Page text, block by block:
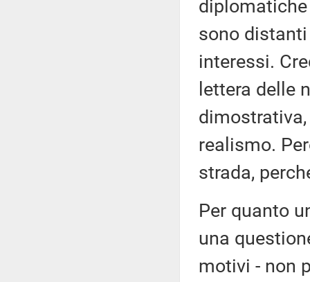
sono
interessi.
lettera delle
realismo.
strada,
Per quanto
una
motivi - non